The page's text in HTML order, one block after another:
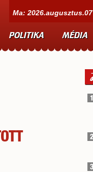
Ma: 2026.augusztus.07
POLITIKA MÉDIA